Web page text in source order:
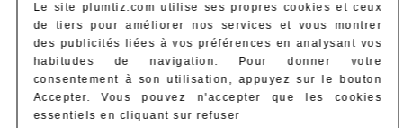
15 jours. Une fois le paiement reçu, nous procédons à
son envoi. Sans paiement reçu, la commande est
annulée, l'article remis en stock au bout du 16e jour
de l'achat et son contenu n'est plus disponible.
Le site plumtiz.com utilise ses propres cookies et ceux
de tiers pour améliorer nos services et vous montrer
des publicités liées à vos préférences en analysant vos
habitudes de navigation. Pour donner votre
consentement à son utilisation, appuyez sur le bouton
Accepter. Vous pouvez n'accepter que les cookies
essentiels en cliquant sur refuser